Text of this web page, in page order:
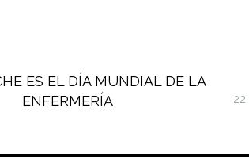
ES EL DÍA MUNDIAL DE LA
ENFERMERÍA
22